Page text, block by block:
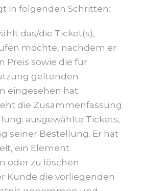
in folgenden Schritten:
das/die Ticket(s),
möchte, nachdem er
Preis sowie die für
geltenden
eingesehen hat.
die Zusammenfassung
ausgewählte Tickets,
seiner Bestellung. Er hat
ein Element
oder zu löschen.
Kunde die vorliegenden